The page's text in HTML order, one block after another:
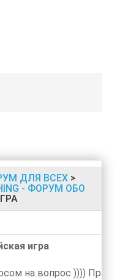
ДЛЯ ВСЕХ>
- ФОРУМ ОБО
игра
на вопрос )))) Правила